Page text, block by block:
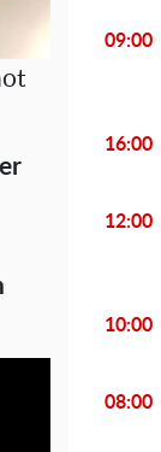
09:00
16:00
12:00
10:00
08:00